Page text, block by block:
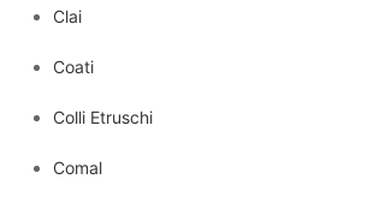
Clai
Coati
Colli Etruschi
Comal